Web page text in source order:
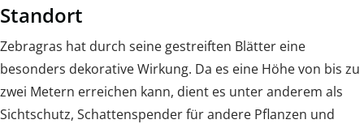
Standort
Zebragras hat durch seine gestreiften Blätter eine
besonders dekorative Wirkung. Da es eine Höhe von bis zu
zwei Metern erreichen kann, dient es unter anderem als
Sichtschutz, Schattenspender für andere Pflanzen und